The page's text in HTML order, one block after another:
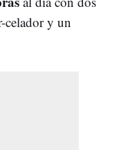
celador y un